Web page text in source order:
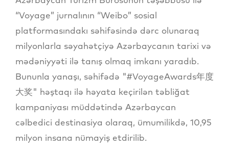
“Voyage” jurnalının “Weibo” sosial
platformasındakı səhifəsində dərc olunaraq
milyonlarla səyahətçiyə Azərbaycanın tarixi və
mədəniyyəti ilə tanış olmaq imkanı yaradıb.
Bununla yanaşı, səhifədə "#VoyageAwards年度
大奖" həştaqı ilə həyata keçirilən təbliğat
kampaniyası müddətində Azərbaycan
cəlbedici destinasiya olaraq, ümumilikdə, 10,95
milyon insana nümayiş etdirilib.